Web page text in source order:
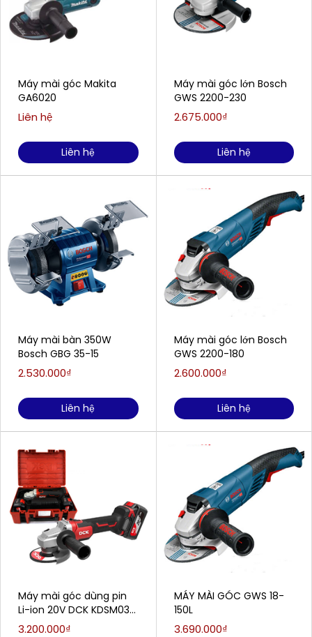
Máy mài góc Makita
GA6020
Liên hệ
Liên hệ
Máy mài bàn 350W
Bosch GBG 35-15
2.530.000₫
Liên hệ
Máy mài góc dùng pin
Li-ion 20V DCK KDSM03-
100 (TYPE FK) (2 Pin
3.200.000₫
Máy mài góc lớn Bosch
GWS 2200-230
2.675.000₫
Liên hệ
Máy mài góc lớn Bosch
GWS 2200-180
2.600.000₫
Liên hệ
MÁY MÀI GÓC GWS 18-
150L
3.690.000₫